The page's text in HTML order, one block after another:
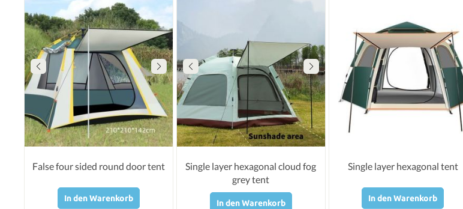
False four sided round door tent
In den Warenkorb
Single layer hexagonal cloud fog
grey tent
In den Warenkorb
Single layer hexagonal tent
In den Warenkorb